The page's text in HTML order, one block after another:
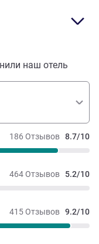
наш отель
186 Отзывов 8.7/10
464 Отзывов 5.2/10
415 Отзывов 9.2/10